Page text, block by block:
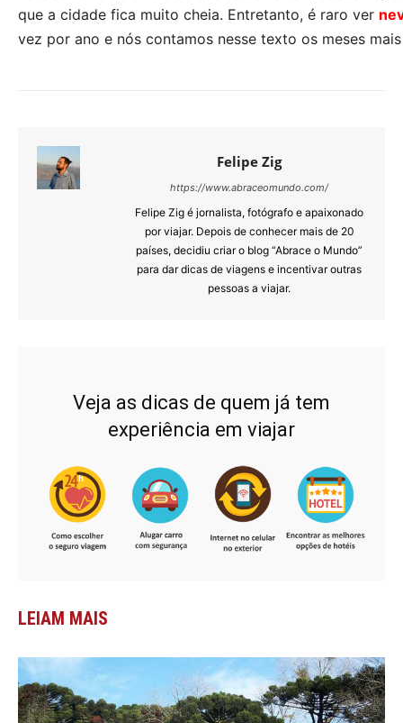
que a cidade fica muito cheia. Entretanto, é raro ver
vez por ano e nós contamos nesse texto os meses
Felipe Zig
https://www.abraceomundo.com/
Felipe Zig é jornalista, fotógrafo e apaixonado
por viajar. Depois de conhecer mais de 20
países, decidiu criar o blog “Abrace o Mundo”
para dar dicas de viagens e incentivar outras
pessoas a viajar.
Veja as dicas de quem já tem
experiência em viajar
LEIAM MAIS